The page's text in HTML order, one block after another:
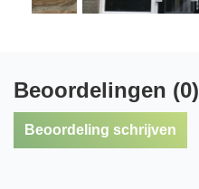
Beoordelingen (0)
Beoordeling schrijven